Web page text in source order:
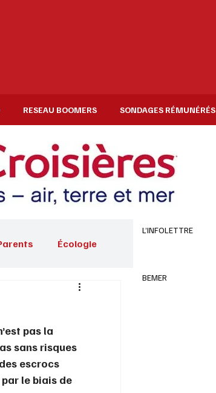
RESEAU BOOMERS SONDAGES RÉMUNÉRÉS
Écologie
Voyages
Concours
pas la
sans risques
escrocs
le biais de
L’INFOLETTRE
BEMER